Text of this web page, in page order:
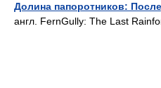
Долина папоротников:
англ. FernGully: The Last